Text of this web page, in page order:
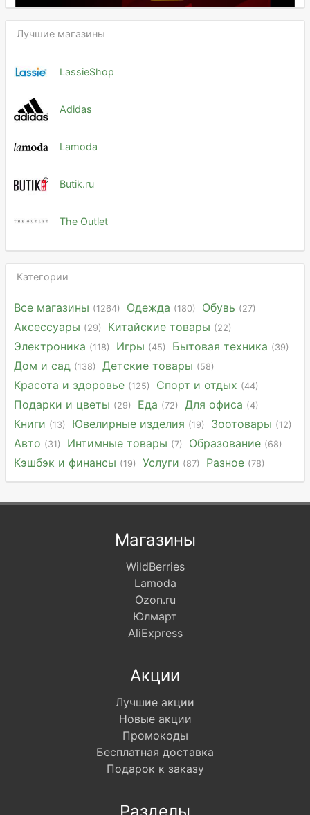
Лучшие магазины
LassieShop
Adidas
Lamoda
Butik.ru
The Outlet
Категории
Все магазины (1264) Одежда (180) Обувь (27)
Аксессуары (29) Китайские товары (22)
Электроника (118) Игры (45) Бытовая техника (39)
Дом и сад (138) Детские товары (58)
Красота и здоровье (125) Спорт и отдых (44)
Подарки и цветы (29) Еда (72) Для офиса (4)
Книги (13) Ювелирные изделия (19) Зоотовары (12)
Авто (31) Интимные товары (7) Образование (68)
Кэшбэк и финансы (19) Услуги (87) Разное (78)
Магазины
WildBerries
Lamoda
Ozon.ru
Юлмарт
AliExpress
Акции
Лучшие акции
Новые акции
Промокоды
Бесплатная доставка
Подарок к заказу